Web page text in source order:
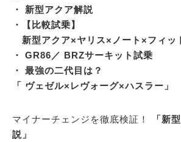
・ 新型アクア解説
・【比較試乗】
新型アクア×ヤリス×ノート×フィッ
・ GR86／ BRZサーキット試乗
・ 最強の二代目は？
「 ヴェゼル×レヴォーグ×ハスラー」
マイナーチェンジを徹底検証！
「新
説」